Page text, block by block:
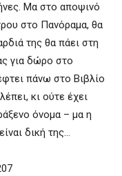
Μα στο αποψινό
στο Πανόραμα, θα
της θα πάει στη
για δώρο στο
πάνω στο Βιβλίο
κι ούτε έχει
όνομα – μα η
δική της…